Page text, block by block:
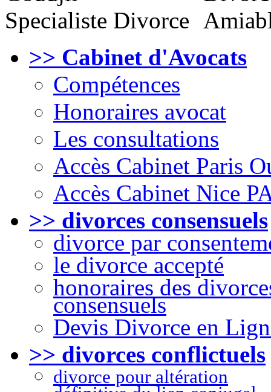
>> Cabinet d'Avocats
Compétences
Honoraires avocat
Les consultations
Accès Cabinet Paris
Accès Cabinet Nice
>> divorces consensuels
divorce par
le divorce accepté
honoraires des
consensuels
Devis Divorce en
>> divorces conflictuels
divorce pour altération